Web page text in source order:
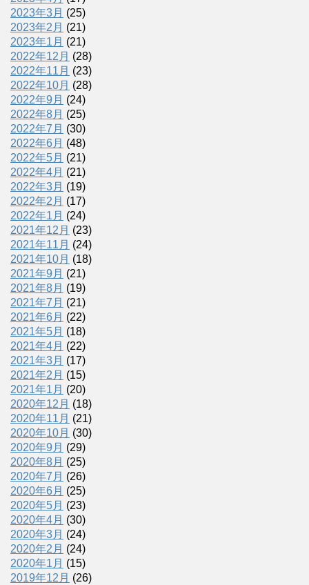
2023年3月 (25)
2023年2月 (21)
2023年1月 (21)
2022年12月 (28)
2022年11月 (23)
2022年10月 (28)
2022年9月 (24)
2022年8月 (25)
2022年7月 (30)
2022年6月 (48)
2022年5月 (21)
2022年4月 (21)
2022年3月 (19)
2022年2月 (17)
2022年1月 (24)
2021年12月 (23)
2021年11月 (24)
2021年10月 (18)
2021年9月 (21)
2021年8月 (19)
2021年7月 (21)
2021年6月 (22)
2021年5月 (18)
2021年4月 (22)
2021年3月 (17)
2021年2月 (15)
2021年1月 (20)
2020年12月 (18)
2020年11月 (21)
2020年10月 (30)
2020年9月 (29)
2020年8月 (25)
2020年7月 (26)
2020年6月 (25)
2020年5月 (23)
2020年4月 (30)
2020年3月 (24)
2020年2月 (24)
2020年1月 (15)
2019年12月 (26)